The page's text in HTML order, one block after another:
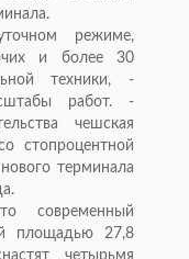
режиме,
и более 30
техники, -
работ. -
чешская
стопроцентной
терминала
современный
площадью 27,8